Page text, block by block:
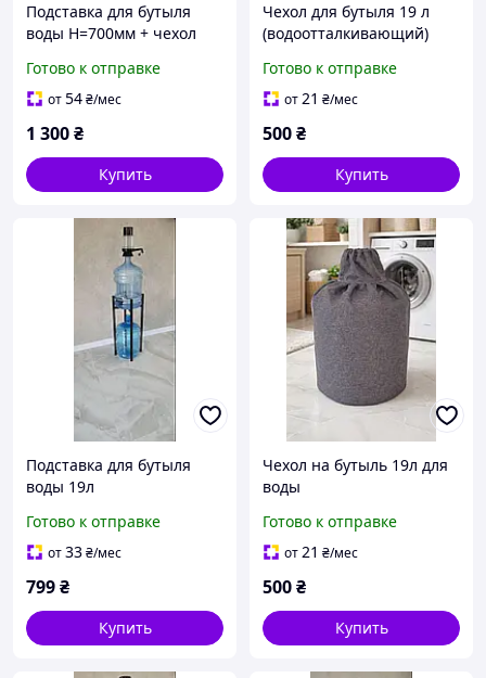
Подставка для бутыля
воды H=700мм + чехол
Готово к отправке
от54₴/мес
1 300₴
Купить
Чехол для бутыля 19 л
(водоотталкивающий)
Готово к отправке
от21 ₴/мес
500₴
Купить
Подставка для бутыля
воды 19л
Готово к отправке
от33₴/мес
799₴
Купить
Чехол на бутыль 19л для
воды
Готово к отправке
от21 ₴/мес
500₴
Купить